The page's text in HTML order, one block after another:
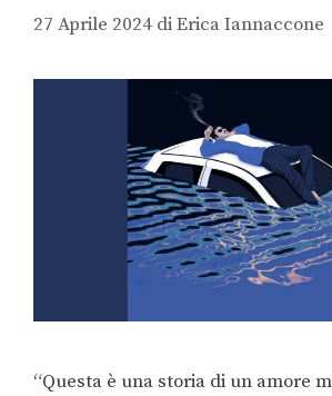
27 Aprile 2024 diErica Iannaccone
“Questa è una storia di un amore